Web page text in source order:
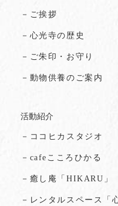
－ご挨拶
－心光寺の歴史
－ご朱印・お守り
－動物供養のご案内
活動紹介
－ココヒカスタジオ
－cafeこころひかる
－癒し庵「HIKARU」
－レンタルスペース「